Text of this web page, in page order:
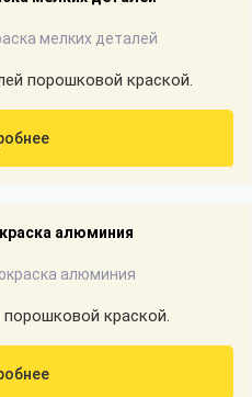
порошковой краской.
алюминия
краской.